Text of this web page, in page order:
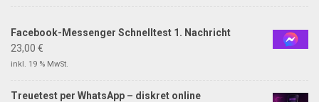
Facebook-Messenger Schnelltest 1. Nachricht
23,00 €
inkl. 19 % MwSt.
Treuetest per WhatsApp – diskret online